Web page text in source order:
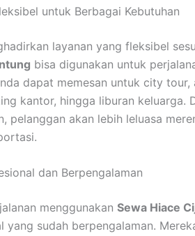
untuk Berbagai Kebutuhan
layanan yang fleksibel
bisa digunakan untuk
dapat memesan untuk city
kantor, hingga liburan keluarga.
pelanggan akan lebih leluasa
dan Berpengalaman
menggunakan Sewa Hiace
yang sudah berpengalaman.